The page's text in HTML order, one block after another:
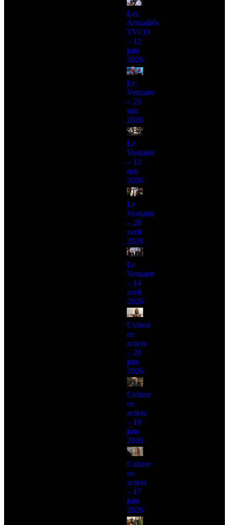
Les
Actualités
TVCO
– 12
juin
2026
Le
Vestiaire
– 25
mai
2026
Le
Vestiaire
– 12
mai
2026
Le
Vestiaire
– 28
avril
2026
Le
Vestiaire
– 14
avril
2026
Culture
en
action
– 20
juin
2026
Culture
en
action
– 19
juin
2026
Culture
en
action
– 17
juin
2026